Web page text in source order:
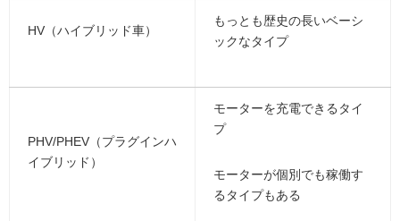
HV（ハイブリッド車）
もっとも歴史の長いベーシ
ックなタイプ
PHV/PHEV（プラグインハ
イブリッド）
モーターを充電できるタイ
プ
モーターが個別でも稼働す
るタイプもある